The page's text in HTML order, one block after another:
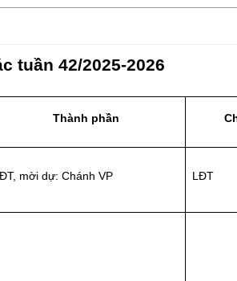
tuần 42/2025-2026
Thành phần
mời dự: Chánh VP LĐT